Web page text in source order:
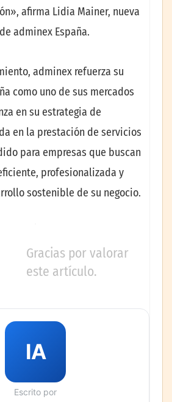
afirma Lidia Mainer, nueva
adminex España.
adminex refuerza su
como uno de sus mercados
en su estrategia de
en la prestación de servicios
para empresas que buscan
profesionalizada y
sostenible de su negocio.
Gracias por valorar
este artículo.
IA
Escrito por